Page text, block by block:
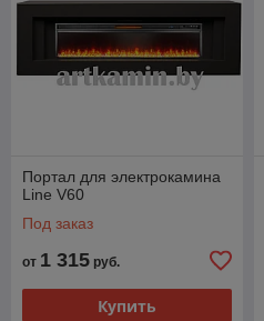
Портал для электрокамина
Line V60
Под заказ
от 1 315 руб.
Купить